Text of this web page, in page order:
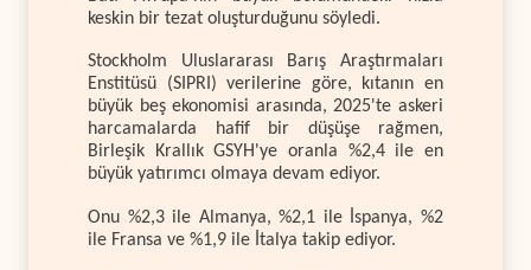
keskin bir tezat oluşturduğunu söyledi.
Stockholm Uluslararası Barış Araştırmaları
Enstitüsü (SIPRI) verilerine göre, kıtanın en
büyük beş ekonomisi arasında, 2025'te askeri
harcamalarda hafif bir düşüşe rağmen,
Birleşik Krallık GSYH'ye oranla %2,4 ile en
büyük yatırımcı olmaya devam ediyor.
Onu %2,3 ile Almanya, %2,1 ile İspanya, %2
ile Fransa ve %1,9 ile İtalya takip ediyor.